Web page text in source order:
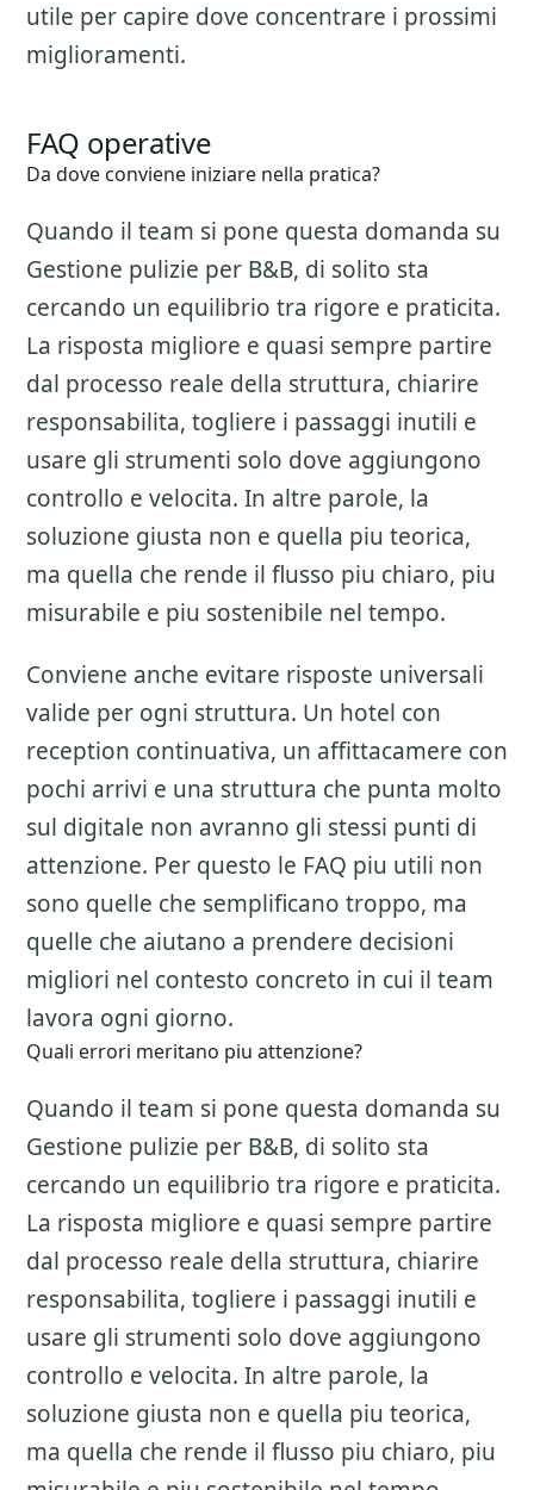
utile per capire dove concentrare i prossimi
miglioramenti.
FAQ operative
Da dove conviene iniziare nella pratica?
Quando il team si pone questa domanda su
Gestione pulizie per B&B, di solito sta
cercando un equilibrio tra rigore e praticita.
La risposta migliore e quasi sempre partire
dal processo reale della struttura, chiarire
responsabilita, togliere i passaggi inutili e
usare gli strumenti solo dove aggiungono
controllo e velocita. In altre parole, la
soluzione giusta non e quella piu teorica,
ma quella che rende il flusso piu chiaro, piu
misurabile e piu sostenibile nel tempo.
Conviene anche evitare risposte universali
valide per ogni struttura. Un hotel con
reception continuativa, un affittacamere con
pochi arrivi e una struttura che punta molto
sul digitale non avranno gli stessi punti di
attenzione. Per questo le FAQ piu utili non
sono quelle che semplificano troppo, ma
quelle che aiutano a prendere decisioni
migliori nel contesto concreto in cui il team
lavora ogni giorno.
Quali errori meritano piu attenzione?
Quando il team si pone questa domanda su
Gestione pulizie per B&B, di solito sta
cercando un equilibrio tra rigore e praticita.
La risposta migliore e quasi sempre partire
dal processo reale della struttura, chiarire
responsabilita, togliere i passaggi inutili e
usare gli strumenti solo dove aggiungono
controllo e velocita. In altre parole, la
soluzione giusta non e quella piu teorica,
ma quella che rende il flusso piu chiaro, piu